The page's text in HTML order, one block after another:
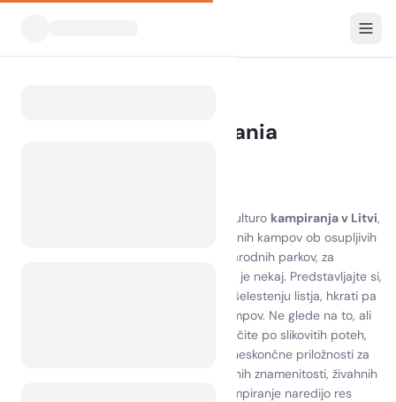
Kampiranje v Lithuania
Doživite osupljive pokrajine in bogato kulturo kampiranja v Litvi,
kjer se narava sreča z avanturo. Od mirnih kampov ob osupljivih
obalah Litve do bujnih gozdov njenih narodnih parkov, za
vsakega ljubitelja aktivnosti na prostem je nekaj. Predstavljajte si,
da se zbudite ob petju ptic in nežnem šelestenju listja, hkrati pa
uživate v udobju dobro opremljenih kampov. Ne glede na to, ali
raziskujete nedotaknjene plaže ali pešačite po slikovitih poteh,
nudi neskončne priložnosti za
zabavo in sprostitev. Ne zamudite lokalnih znamenitosti, živahnih
mestec in okusne kulinarike, ki vaše kampiranje naredijo res